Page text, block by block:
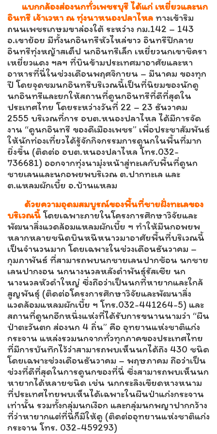
แบกกล้องส่องนกทั่วเพชรบุรี ได้แก่ เหยี่ยวและนก
อินทรี เจ้าเวหา ณ ทุ่งนาหนองปลาไหล ทางเข้าริม
ถนนเพชรเกษมขาล่องใต้ ระหว่าง กม.142 – 143
อ.เขาย้อย มีทั้งนกอินทรีหัวไหล่ขาว อินทรีปีกลาย
อินทรีทุ่งหญ้าสเต็ป นกอินทรีเล็ก เหยี่ยวนกเขาชิครา
เหยี่ยวแดง ฯลฯ ที่บินข้ามประเทศมาอาศัยและหา
อาหารที่นี่ในช่วงเดือนพฤศจิกายน – มีนาคม ของทุก
ปี โดยจุดชมนกอินทรีบริเวณนี้เป็นที่นิยมของนักดู
นกอินทรีและยกให้สถานที่ดูนกอินทรีที่ดีที่สุดใน
ประเทศไทย โดยระหว่างวันที่ 22 – 23 ธันวาคม
2555 บริเวณที่การ อบต.หนองปลาไหล ได้มีการจัด
งาน “ดูนกอินทรี ของดีเมืองเพชร” เพื่อประชาสัมพันธ์
ให้นักท่องเที่ยวได้รู้จักกิจกรรมการดูนกในพื้นที่มาก
ยิ่งขึ้น (ติดต่อ อบต.หนองปลาไหล โทร.032-
736681) ออกจากทุ่งนามุ่งหน้าสู่ทะเลกับพื้นที่ดูนก
ชายเลนและนกอพยพบริเวณ ต.ปากทะเล และ
ต.แหลมผักเบี้ย อ.บ้านแหลม
ด้วยความอุดมสมบูรณ์ของพื้นที่ชายฝั่งทะเลของ
บริเวณนี้ โดยเฉพาะภายในโครงการศึกษาวิจัยและ
พัฒนาสิ่งแวดล้อมแหลมผักเบี้ย ฯ ทำให้มีนกอพยพ
หลากหลายชนิดบินหนีหนาวมาอาศัยพื้นที่บริเวณนี้
เป็นจำนวนมาก โดยเฉพาะในช่วงเดือนธันวาคม –
กุมภาพันธ์ ที่สามารถพบนกชายเลนปากช้อน นกชาย
เลนปากงอน นกนางนวลหลังดำพันธุ์รัสเซีย นก
นางนวลหัวดำใหญ่ ซึ่งถือว่าเป็นนกที่หายากและใกล้
สูญพันธุ์ (ติดต่อโครงการศึกษาวิจัยและพัฒนาสิ่ง
แวดล้อมแหลมผักเบี้ย ฯ โทร.032-441264-5) และ
สถานที่ดูนกอีกหนึ่งแห่งที่ได้รับการขนานนามว่า “ผืน
ป่าตะวันตก ส่องนก 4 ถิ่น” คือ อุทยานแห่งชาติแก่ง
กระจาน แหล่งรวมนกจากทั่วทุกภาคของประเทศไทย
ที่มีการบันทึกไว้ว่าสามารถพบเห็นนกได้ถึง 430 ชนิด
โดยเฉพาะช่วงเดือนธันวาคม – พฤษภาคม ถือว่าเป็น
ช่วงที่ดีที่สุดในการดูนกของที่นี่ ซึ่งสามารถพบเห็นนก
หายากได้หลายชนิด เช่น นกกระลิงเขียดหางหนาม
ที่ประเทศไทยพบเห็นได้เฉพาะในผืนป่าแก่งกระจาน
เท่านั้น รวมทั้งกลุ่มนกเงือก และกลุ่มนกพญาปากกว้าง
ที่ว่าหายากแต่ที่นี่ก็มีให้ดู (ติดต่ออุทยานแห่งชาติแก่ง
กระจาน โทร. 032-459293)